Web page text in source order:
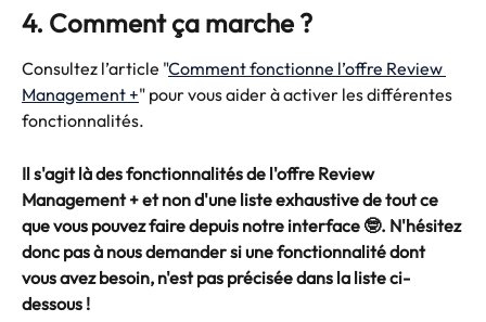
4. Comment ça marche ?
Consultez l’article "Comment fonctionne l’offre Review
Management +" pour vous aider à activer les différentes
fonctionnalités.
Il s'agit là des fonctionnalités de l'offre Review
Management + et non d'une liste exhaustive de tout ce
que vous pouvez faire depuis notre interface 🤓. N'hésitez
donc pas à nous demander si une fonctionnalité dont
vous avez besoin, n'est pas précisée dans la liste ci-
dessous !